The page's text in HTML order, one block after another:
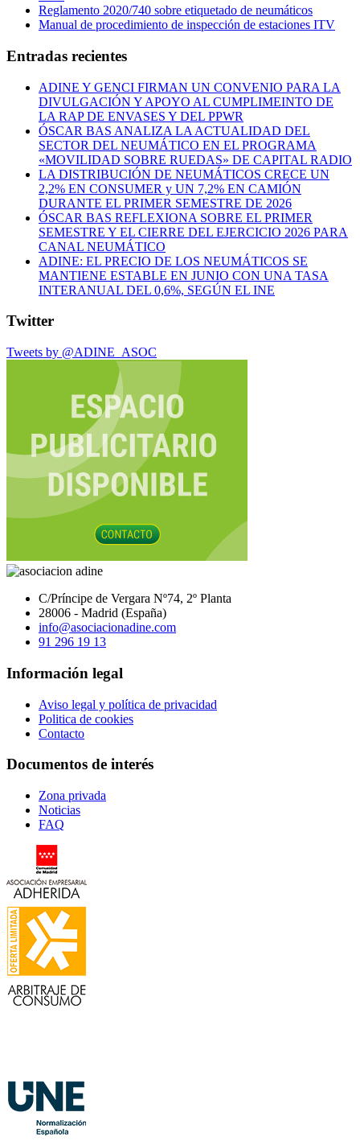
Reglamento 2020/740 sobre etiquetado de neumáticos
Manual de procedimiento de inspección de estaciones ITV
Entradas recientes
ADINE Y GENCI FIRMAN UN CONVENIO PARA LA
DIVULGACIÓN Y APOYO AL CUMPLIMEINTO DE
LA RAP DE ENVASES Y DEL PPWR
ÓSCAR BAS ANALIZA LA ACTUALIDAD DEL
SECTOR DEL NEUMÁTICO EN EL PROGRAMA
«MOVILIDAD SOBRE RUEDAS» DE CAPITAL RADIO
LA DISTRIBUCIÓN DE NEUMÁTICOS CRECE UN
2,2% EN CONSUMER y UN 7,2% EN CAMIÓN
DURANTE EL PRIMER SEMESTRE DE 2026
ÓSCAR BAS REFLEXIONA SOBRE EL PRIMER
SEMESTRE Y EL CIERRE DEL EJERCICIO 2026 PARA
CANAL NEUMÁTICO
ADINE: EL PRECIO DE LOS NEUMÁTICOS SE
MANTIENE ESTABLE EN JUNIO CON UNA TASA
INTERANUAL DEL 0,6%, SEGÚN EL INE
Twitter
Tweets by @ADINE_ASOC
C/Príncipe de Vergara Nº74, 2º Planta
28006 - Madrid (España)
info@asociacionadine.com
91 296 19 13
Información legal
Aviso legal y política de privacidad
Politica de cookies
Contacto
Documentos de interés
Zona privada
Noticias
FAQ